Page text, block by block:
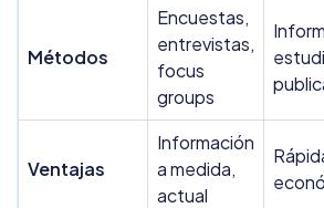
Métodos
Encuestas,
entrevistas,
focus
groups
Ventajas
Información
a medida,
actual